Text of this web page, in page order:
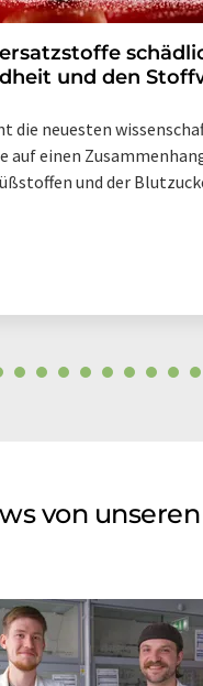
und den
die neuesten
auf einen
und der
von